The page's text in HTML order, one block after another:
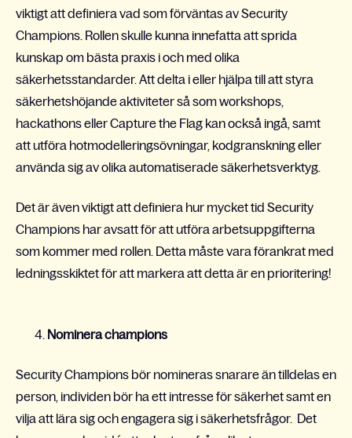
viktigt att definiera vad som förväntas av Security
Champions. Rollen skulle kunna innefatta att sprida
kunskap om bästa praxis i och med olika
säkerhetsstandarder. Att delta i eller hjälpa till att styra
säkerhetshöjande aktiviteter så som workshops,
hackathons eller Capture the Flag kan också ingå, samt
att utföra hotmodelleringsövningar, kodgranskning eller
använda sig av olika automatiserade säkerhetsverktyg.
Det är även viktigt att definiera hur mycket tid Security
Champions har avsatt för att utföra arbetsuppgifterna
som kommer med rollen. Detta måste vara förankrat med
ledningsskiktet för att markera att detta är en prioritering!
Nominera champions
Security Champions bör nomineras snarare än tilldelas en
person, individen bör ha ett intresse för säkerhet samt en
vilja att lära sig och engagera sig i säkerhetsfrågor. Det